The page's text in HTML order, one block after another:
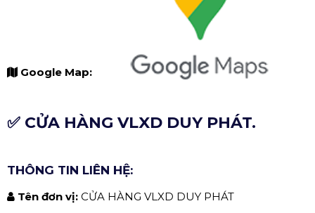
Google Map:
✅ CỬA HÀNG VLXD DUY PHÁT.
THÔNG TIN LIÊN HỆ:
Tên đơn vị: CỬA HÀNG VLXD DUY PHÁT